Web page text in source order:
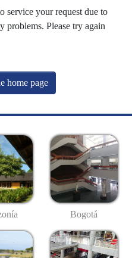
service your request due to
problems. Please try again
home page
Bogotá